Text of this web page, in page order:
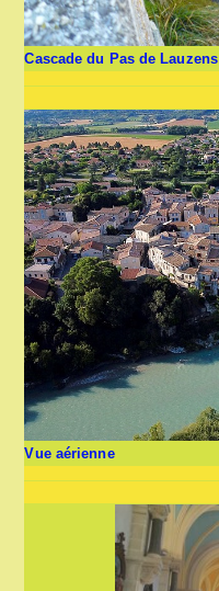
Cascade du Pas de Lauzens
Vue aérienne